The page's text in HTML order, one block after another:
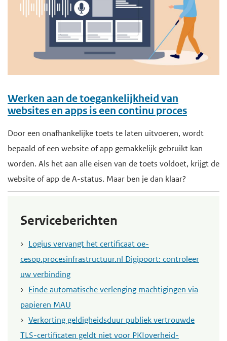
Werken aan de toegankelijkheid van
websites en apps is een continu proces
Door een onafhankelijke toets te laten uitvoeren, wordt
bepaald of een website of app gemakkelijk gebruikt kan
worden. Als het aan alle eisen van de toets voldoet, krijgt de
website of app de A-status. Maar ben je dan klaar?
Serviceberichten
Logius vervangt het certificaat oe-
cesop.procesinfrastructuur.nl Digipoort: controleer
uw verbinding
Einde automatische verlenging machtigingen via
papieren MAU
Verkorting geldigheidsduur publiek vertrouwde
TLS-certificaten geldt niet voor PKIoverheid-